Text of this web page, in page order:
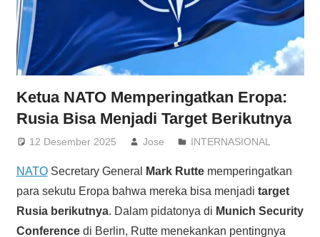
Ketua NATO Memperingatkan Eropa:
Rusia Bisa Menjadi Target Berikutnya
12 Desember 2025 Jose INTERNASIONAL
NATOSecretary General Mark Ruttememperingatkan
para sekutu Eropa bahwa mereka bisa menjadi target
Rusia berikutnya. Dalam pidatonya di Munich Security
Conferencedi Berlin, Rutte menekankan pentingnya